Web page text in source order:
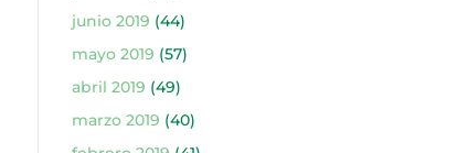
junio 2019 (44)
mayo 2019 (57)
abril 2019 (49)
marzo 2019 (40)